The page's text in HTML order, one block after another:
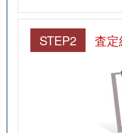
STEP2 査定